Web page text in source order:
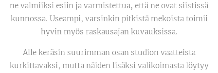
ne valmiiksi esiin ja varmistettua, että ne ovat siistissä
kunnossa. Useampi, varsinkin pitkistä mekoista toimii
hyvin myös raskausajan kuvauksissa.
Alle keräsin suurimman osan studion vaatteista
kurkittavaksi, mutta näiden lisäksi valikoimasta löytyy